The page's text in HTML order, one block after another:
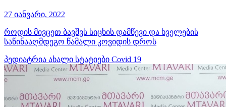
27 იანვარი, 2022
როდის მივცეთ ბავშვს სიცხის დამწევი და ხველების
საწინააღმდეგო წამალი კოვიდის დროს
პედიატრია ახალი სტატიები Covid 19